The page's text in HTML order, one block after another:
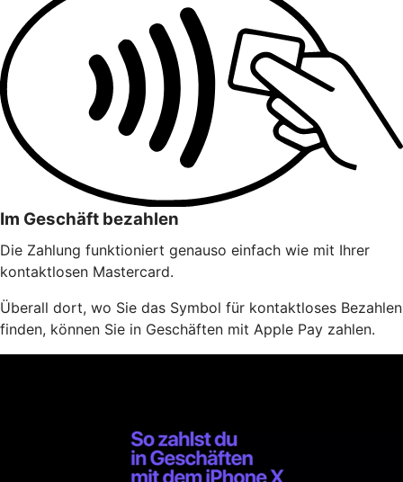
Im Geschäft bezahlen
Die Zahlung funktioniert genauso einfach wie mit Ihrer
kontaktlosen Mastercard.
Überall dort, wo Sie das Symbol für kontaktloses Bezahlen
finden, können Sie in Geschäften mit Apple Pay zahlen.